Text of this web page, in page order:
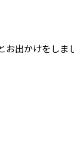
お出かけをしま